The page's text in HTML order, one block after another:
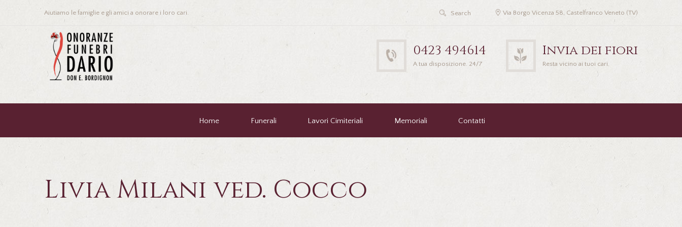
Aiutiamo le famiglie e gli amici a onorare i loro cari. Via Borgo Vicenza 58, Castelfranco Veneto (TV)
0423 494614
A tua disposizione. 24/7
Invia dei fiori
Resta vicino ai tuoi cari.
Home Funerali Lavori Cimiteriali Memoriali Contatti
Livia Milani ved. Cocco